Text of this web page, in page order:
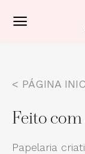
< PÁGINA
Feito
Papelaria